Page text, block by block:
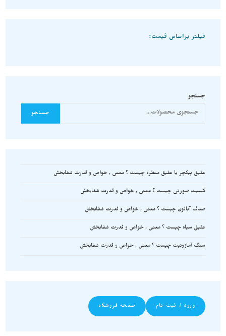
فیلتر براساس قیمت:
جستجو
جستجو
عقیق پیکچر یا عقیق منظره چیست ؟ معنی , خواص و قدرت شفابخش
کلسیت صورتی چیست ؟ معنی , خواص و قدرت شفابخش
صدف آبالون چیست ؟ معنی , خواص و قدرت شفابخش
عقیق سیاه چیست ؟ معنی , خواص و قدرت شفابخش
سنگ آمازونیت چیست ؟ معنی , خواص و قدرت شفابخش
ورود / ثبت نام صفحه فروشگاه